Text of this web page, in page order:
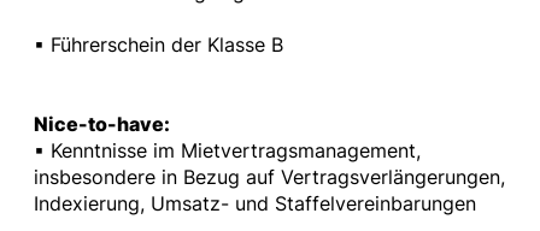
▪ Führerschein der Klasse B
Nice-to-have:
▪ Kenntnisse im Mietvertragsmanagement,
insbesondere in Bezug auf Vertragsverlängerungen,
Indexierung, Umsatz- und Staffelvereinbarungen